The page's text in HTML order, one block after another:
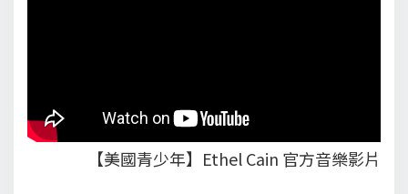
【美國青少年】Ethel Cain 官方音樂影片